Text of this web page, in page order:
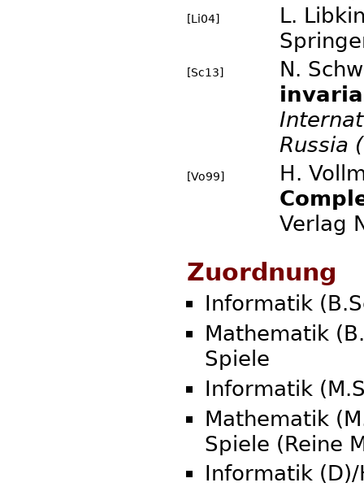
[Li04]
L.
[Sc13]
N.
Russia
[Vo99]
H.
Verlag
Zuordnung
Informatik
Mathematik
Spiele
Informatik
Mathematik
Spiele (Reine
Informatik